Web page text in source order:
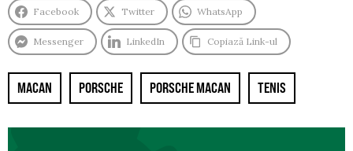
Facebook Twitter WhatsApp
Messenger LinkedIn Copiază Link-ul
MACAN PORSCHE PORSCHE MACAN TENIS